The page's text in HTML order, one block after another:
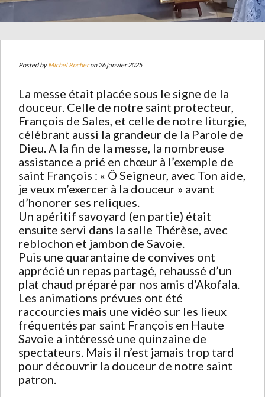
Posted byMichel Rocheron 26 janvier 2025
La messe était placée sous le signe de la
douceur. Celle de notre saint protecteur,
François de Sales, et celle de notre liturgie,
célébrant aussi la grandeur de la Parole de
Dieu. A la fin de la messe, la nombreuse
assistance a prié en chœur à l’exemple de
saint François : « Ô Seigneur, avec Ton aide,
je veux m’exercer à la douceur » avant
d’honorer ses reliques.
Un apéritif savoyard (en partie) était
ensuite servi dans la salle Thérèse, avec
reblochon et jambon de Savoie.
Puis une quarantaine de convives ont
apprécié un repas partagé, rehaussé d’un
plat chaud préparé par nos amis d’Akofala.
Les animations prévues ont été
raccourcies mais une vidéo sur les lieux
fréquentés par saint François en Haute
Savoie a intéressé une quinzaine de
spectateurs. Mais il n’est jamais trop tard
pour découvrir la douceur de notre saint
patron.